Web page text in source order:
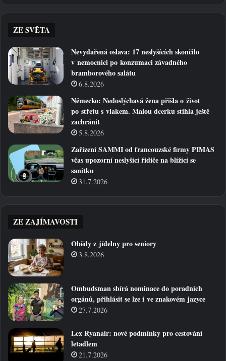
ZE SVĚTA
Nevydařená oslava: 17 neslyšících skončilo
v nemocnici po konzumaci závadného
bramborového salátu
6.8.2026
Německo: Nedoslýchavá žena přišla o život
po střetu s vlakem. Malou dcerku stihla ještě
zachránit
5.8.2026
Zařízení SAMMI od francouzské firmy PIMAS
včas upozorní neslyšící řidiče na blížící se
sanitku
31.7.2026
ZE ZAJÍMAVOSTI
Obědy z jídelny pro seniory
3.8.2026
Ombudsman sbírá nominace do poradních
orgánů, přihlásit se lze i ve znakovém jazyce
27.7.2026
Lex Ryanair: nové podmínky pro cestování
letadlem
21.7.2026